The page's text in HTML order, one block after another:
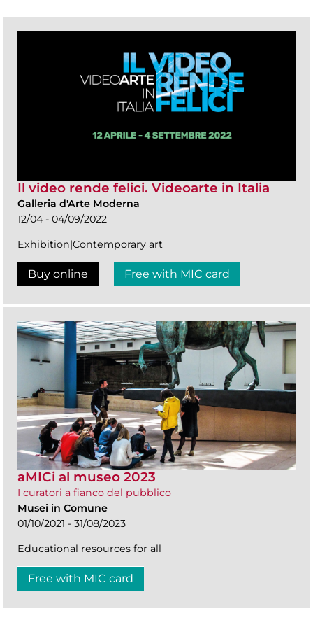
Il video rende felici. Videoarte in Italia
Galleria d'Arte Moderna
12/04 - 04/09/2022
Exhibition|Contemporary art
Buy online Free with MIC card
aMICi al museo 2023
I curatori a fianco del pubblico
Musei in Comune
01/10/2021 - 31/08/2023
Educational resources for all
Free with MIC card